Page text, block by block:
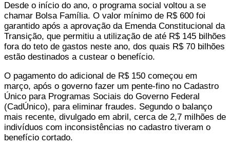
Desde o início do ano, o programa social voltou a se
chamar Bolsa Família. O valor mínimo de R$ 600 foi
garantido após a aprovação da Emenda Constitucional da
Transição, que permitiu a utilização de até R$ 145 bilhões
fora do teto de gastos neste ano, dos quais R$ 70 bilhões
estão destinados a custear o benefício.
O pagamento do adicional de R$ 150 começou em
março, após o governo fazer um pente-fino no Cadastro
Único para Programas Sociais do Governo Federal
(CadÚnico), para eliminar fraudes. Segundo o balanço
mais recente, divulgado em abril, cerca de 2,7 milhões de
indivíduos com inconsistências no cadastro tiveram o
benefício cortado.